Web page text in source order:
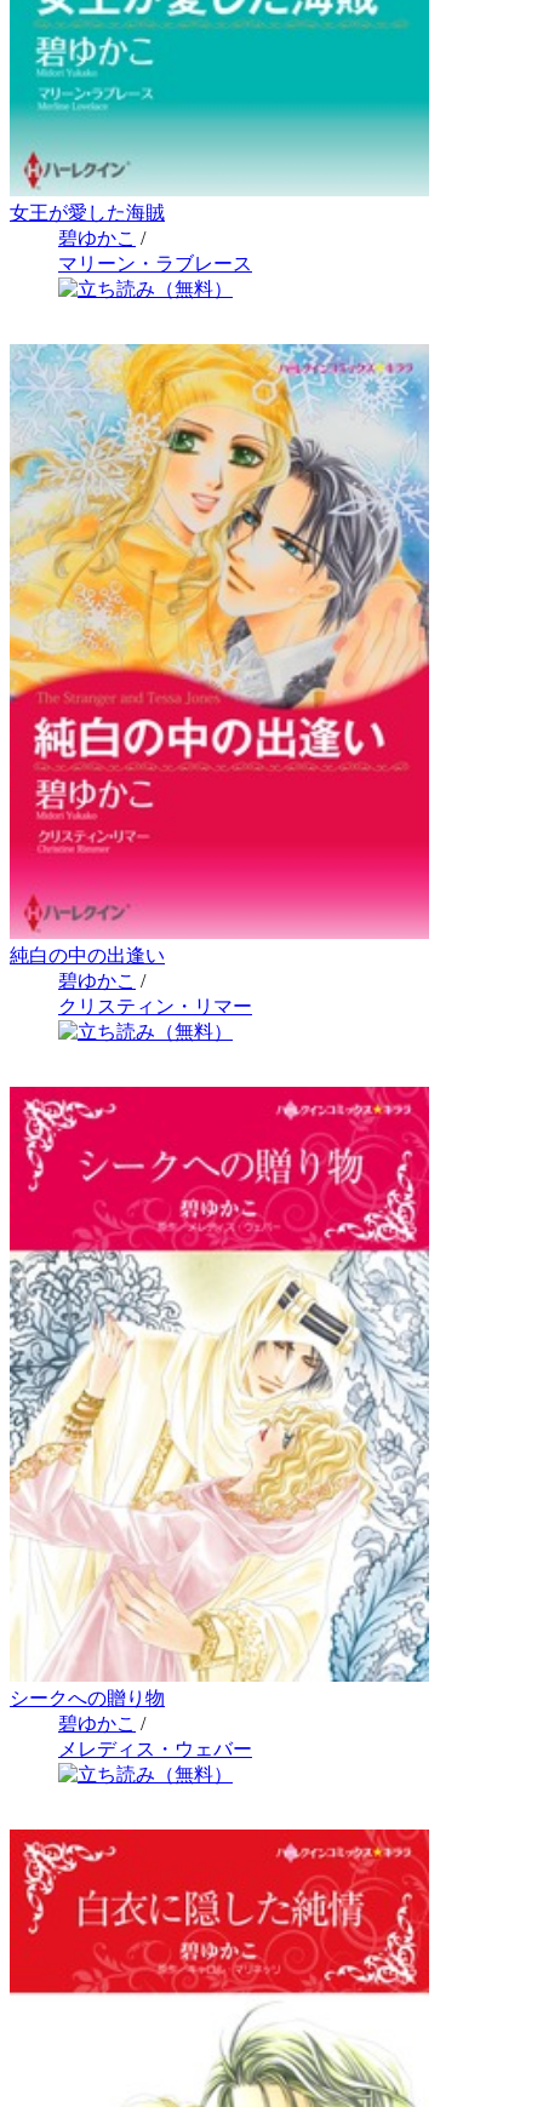
女王が愛した海賊
碧ゆかこ /
マリーン・ラブレース
純白の中の出逢い
碧ゆかこ /
クリスティン・リマー
シークへの贈り物
碧ゆかこ /
メレディス・ウェバー